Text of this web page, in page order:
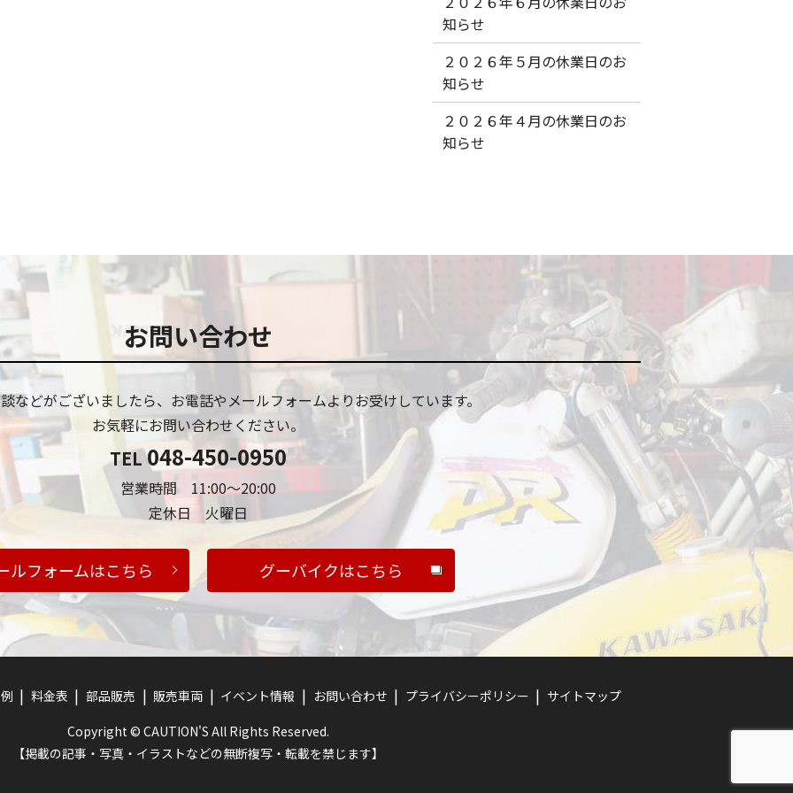
知らせ
２０２６年５月の休業日のお
知らせ
２０２６年４月の休業日のお
知らせ
お問い合わせ
などがございましたら、お電話やメールフォームよりお受けしています。
お気軽にお問い合わせください。
TEL048-450-0950
営業時間 11:00～20:00
定休日 火曜日
ルフォームはこちら グーバイクはこちら
料金表 部品販売 販売車両 イベント情報 お問い合わせ プライバシーポリシー
サイトマップ
Copyright © CAUTION'S All Rights Reserved.
【掲載の記事・写真・イラストなどの無断複写・転載を禁じます】